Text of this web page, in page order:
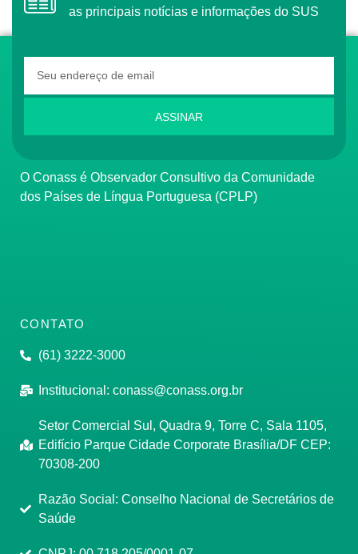
as principais notícias e informações do SUS
ASSINAR
O Conass é Observador Consultivo da Comunidade
dos Países de Língua Portuguesa (CPLP)
CONTATO
(61) 3222-3000
Institucional: conass@conass.org.br
Setor Comercial Sul, Quadra 9, Torre C, Sala 1105,
Edifício Parque Cidade Corporate Brasília/DF CEP:
70308-200
Razão Social: Conselho Nacional de Secretários de
Saúde